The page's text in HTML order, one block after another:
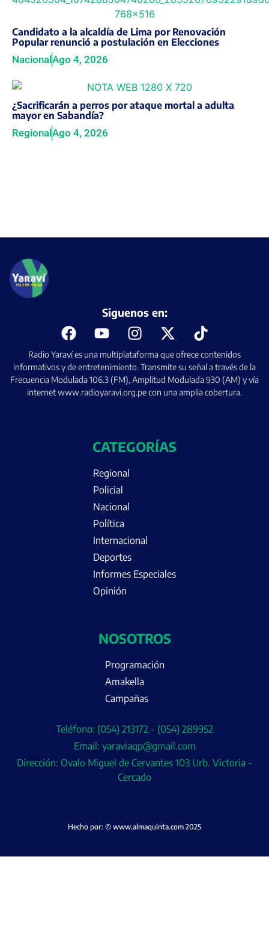
Candidato a la alcaldía de Lima por Renovación
Popular renunció a postulación en Elecciones
NacionalAgo 4, 2026
¿Sacrificarán a perros por ataque mortal a adulta
mayor en Sabandía?
Regional Ago 4, 2026
Radio Yaraví es una multiplataforma que ofrece contenidos
informativos y de entretenimiento. Transmite su señal a través de la
Frecuencia Modulada 106.3 (FM), Amplitud Modulada 930 (AM) y vía
internet www.radioyaravi.org.pe con una amplia cobertura.
Siguenos en:
CATEGORÍAS
Regional
Policial
Nacional
Política
Internacional
Deportes
Informes Especiales
Opinión
NOSOTROS
Programación
Amakella
Campañas
Teléfono: (054) 213172 - (054) 289952
Email: yaraviaqp@gmail.com
Dirección: Ovalo Miguel de Cervantes 103 Urb. Victoria -
Cercado
Hecho por: © www.almaquinta.com 2025